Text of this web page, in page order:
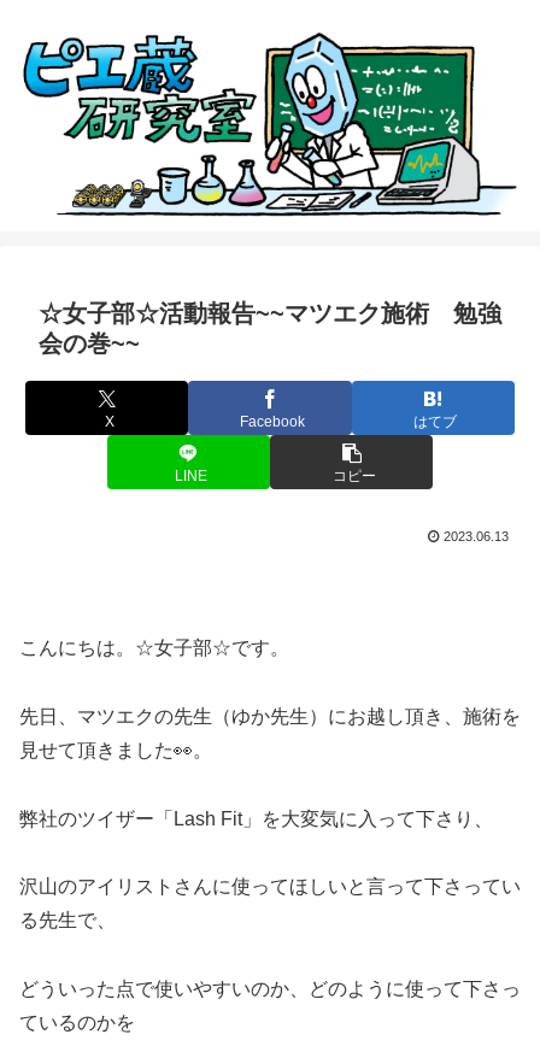
☆女子部☆活動報告~~マツエク施術 勉強
会の巻~~
X Facebook はてブ
LINE コピー
2023.06.13
こんにちは。☆女子部☆です。
先日、マツエクの先生（ゆか先生）にお越し頂き、施術を
見せて頂きました👀。
弊社のツイザー「 Lash Fit」を大変気に入って下さり、
沢山のアイリストさんに使ってほしいと言って下さってい
る先生で、
どういった点で使いやすいのか、どのように使って下さっ
ているのかを